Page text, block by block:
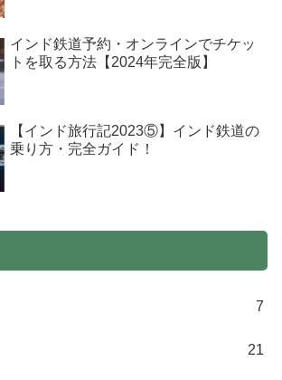
インド鉄道予約・オンラインでチケッ
トを取る方法【2024年完全版】
【インド旅行記2023⑤】インド鉄道の
乗り方・完全ガイド！
7
21